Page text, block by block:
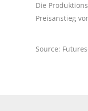
Die
Preisanstieg
Source: